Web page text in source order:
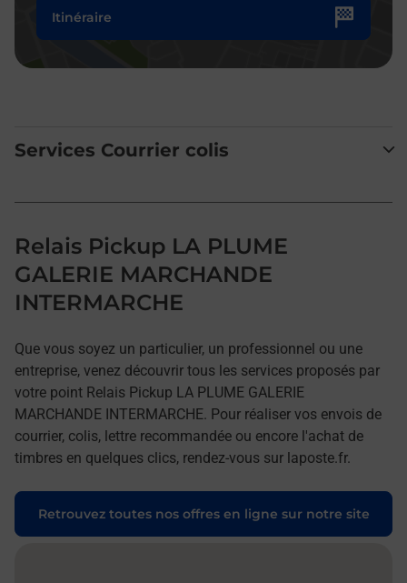
Itinéraire
Services Courrier colis
Relais Pickup LA PLUME
GALERIE MARCHANDE
INTERMARCHE
Que vous soyez un particulier, un professionnel ou une
entreprise, venez découvrir tous les services proposés par
votre point Relais Pickup LA PLUME GALERIE
MARCHANDE INTERMARCHE. Pour réaliser vos envois de
courrier, colis, lettre recommandée ou encore l'achat de
timbres en quelques clics, rendez-vous sur laposte.fr.
Retrouvez toutes nos offres en ligne sur notre site